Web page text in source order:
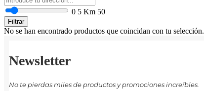
0 5 Km 50
Filtrar
No se han encontrado productos que coincidan con tu selección.
Newsletter
No te pierdas miles de productos y promociones increíbles.